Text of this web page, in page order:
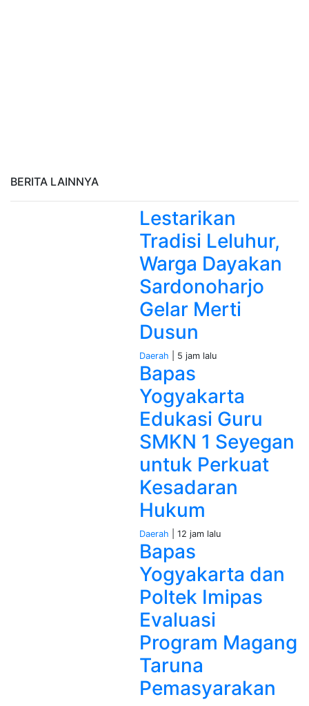
BERITA LAINNYA
Lestarikan
Tradisi Leluhur,
Warga Dayakan
Sardonoharjo
Gelar Merti
Dusun
Daerah | 5 jam lalu
Bapas
Yogyakarta
Edukasi Guru
SMKN 1 Seyegan
untuk Perkuat
Kesadaran
Hukum
Daerah | 12 jam lalu
Bapas
Yogyakarta dan
Poltek Imipas
Evaluasi
Program Magang
Taruna
Pemasyarakan